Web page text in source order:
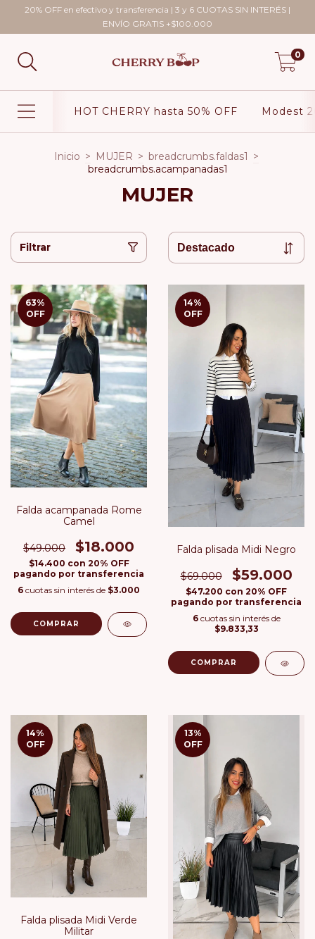
20% OFF en efectivo y transferencia | 3 y 6 CUOTAS SIN INTERÉS |
ENVÍO GRATIS +$100.000
0
HOT CHERRY hasta 50% OFF Modest
Inicio > MUJER > breadcrumbs.faldas1 >
breadcrumbs.acampanadas1
MUJER
Filtrar
63%
OFF
Falda acampanada Rome
Camel
$49.000 $18.000
$14.400 con 20% OFF
pagando por transferencia
6 cuotas sin interés de $3.000
COMPRAR
14%
OFF
Falda plisada Midi Negro
$69.000 $59.000
$47.200 con 20% OFF
pagando por transferencia
6 cuotas sin interés de
$9.833,33
COMPRAR
14%
OFF
Falda plisada Midi Verde
Militar
13%
OFF